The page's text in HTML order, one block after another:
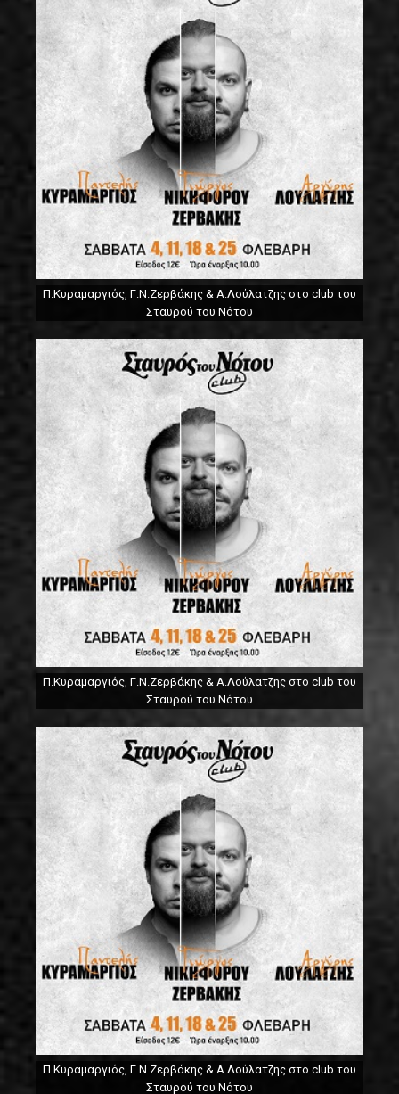
Π.Κυραμαργιός, Γ.Ν.Ζερβάκης & Α.Λούλατζης στο club του
Σταυρού του Νότου
Π.Κυραμαργιός, Γ.Ν.Ζερβάκης & Α.Λούλατζης στο club του
Σταυρού του Νότου
Π.Κυραμαργιός, Γ.Ν.Ζερβάκης & Α.Λούλατζης στο club του
Σταυρού του Νότου